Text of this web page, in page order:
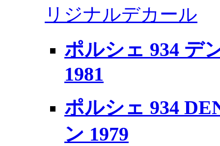
リジナルデカール
ポルシェ 934 デ
1981
ポルシェ 934
ン 1979